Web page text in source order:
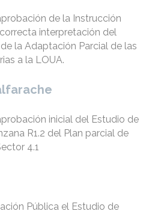
de la Instrucción
interpretación del
la Adaptación Parcial de las
a la LOUA.
inicial del Estudio de
R1.2 del Plan parcial de
4.1
Pública el Estudio de